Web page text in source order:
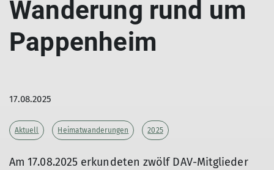
Wanderung rund um
Pappenheim
17.08.2025
Aktuell Heimatwanderungen 2025
Am 17.08.2025 erkundeten zwölf DAV-Mitglieder